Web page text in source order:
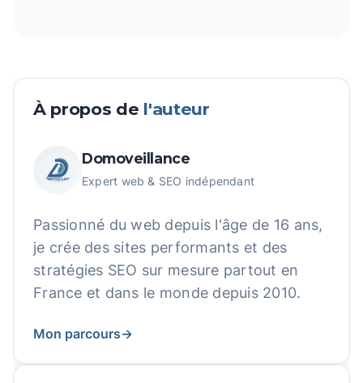
À propos de l'auteur
Domoveillance
Expert web & SEO indépendant
Passionné du web depuis l'âge de 16 ans,
je crée des sites performants et des
stratégies SEO sur mesure partout en
France et dans le monde depuis 2010.
Mon parcours→